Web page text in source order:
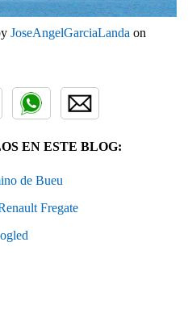
JoseAngelGarciaLanda on
EN ESTE BLOG:
de Bueu
Fregate